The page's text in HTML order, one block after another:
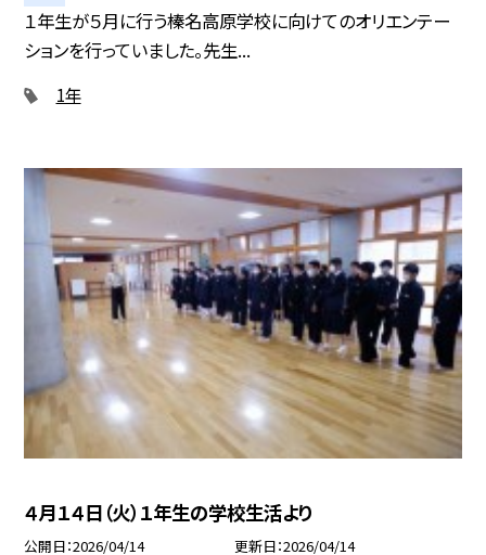
１年生が５月に行う榛名高原学校に向けてのオリエンテー
ションを行っていました。先生...
1年
４月１４日（火）１年生の学校生活より
公開日 2026/04/14 更新日 2026/04/14